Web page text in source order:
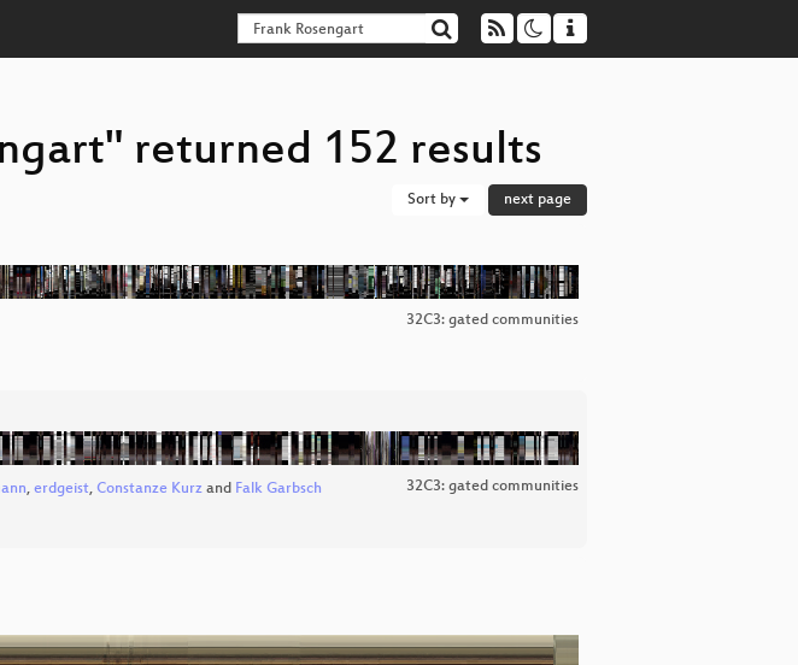
returned 152 results
Sort by next page
32C3: gated communities
, erdgeist, Constanze Kurz and Falk Garbsch 32C3: gated communities